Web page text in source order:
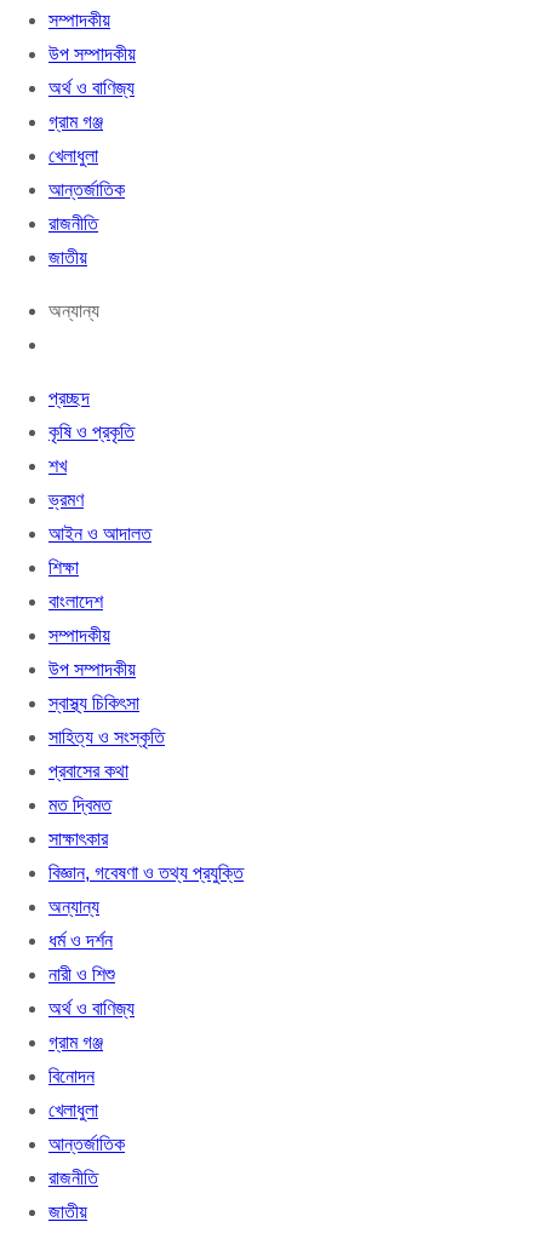
সম্পাদকীয়
উপ সম্পাদকীয়
অর্থ ও বাণিজ্য
গ্রাম গঞ্জ
খেলাধুলা
আন্তর্জাতিক
রাজনীতি
জাতীয়
অন্যান্য
প্রচ্ছদ
কৃষি ও প্রকৃতি
শখ
ভ্রমণ
আইন ও আদালত
শিক্ষা
বাংলাদেশ
সম্পাদকীয়
উপ সম্পাদকীয়
স্বাস্থ্য চিকিৎসা
সাহিত্য ও সংস্কৃতি
প্রবাসের কথা
মত দ্বিমত
সাক্ষাৎকার
বিজ্ঞান, গবেষণা ও তথ্য প্রযুক্তি
অন্যান্য
ধর্ম ও দর্শন
নারী ও শিশু
অর্থ ও বাণিজ্য
গ্রাম গঞ্জ
বিনোদন
খেলাধুলা
আন্তর্জাতিক
রাজনীতি
জাতীয়